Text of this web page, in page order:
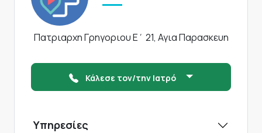
Πατριαρχη Γρηγοριου Ε΄ 21, Αγια Παρασκευη
Κάλεσε τον/την Ιατρό
Υπηρεσίες